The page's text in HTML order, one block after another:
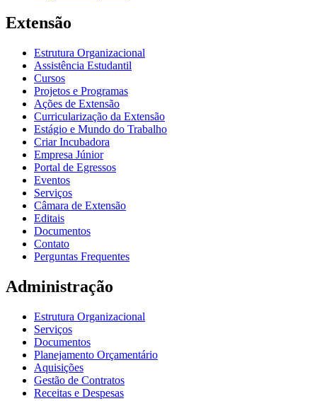
Extensão
Estrutura Organizacional
Assistência Estudantil
Cursos
Projetos e Programas
Ações de Extensão
Curricularização da Extensão
Estágio e Mundo do Trabalho
Criar Incubadora
Empresa Júnior
Portal de Egressos
Eventos
Serviços
Câmara de Extensão
Editais
Documentos
Contato
Perguntas Frequentes
Administração
Estrutura Organizacional
Serviços
Documentos
Planejamento Orçamentário
Aquisições
Gestão de Contratos
Receitas e Despesas